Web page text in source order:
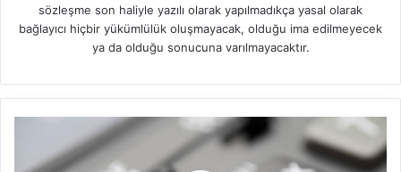
sözleşme son haliyle yazılı olarak yapılmadıkça yasal olarak
bağlayıcı hiçbir yükümlülük oluşmayacak, olduğu ima edilmeyecek
ya da olduğu sonucuna varılmayacaktır.